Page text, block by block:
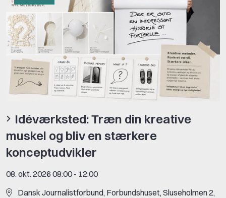
Idéværksted: Træn din kreative
muskel og bliv en stærkere
konceptudvikler
08. okt. 2026 08:00 - 12:00
Dansk Journalistforbund, Forbundshuset, Sluseholmen 2,